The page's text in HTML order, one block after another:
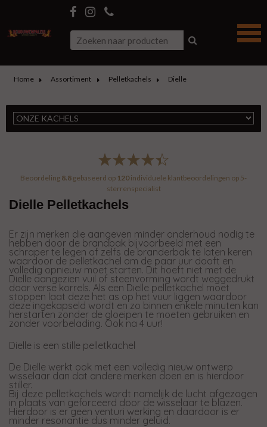
Home Assortiment Pelletkachels Dielle
Beoordeling 8.8 gebaseerd op 120individuele klantbeoordelingen op 5-
sterrenspecialist
Dielle Pelletkachels
Er zijn merken die aangeven minder onderhoud nodig te
hebben door de brandbak bijvoorbeeld met een
schraper te legen of zelfs de branderbak te laten keren
waardoor de pelletkachel om de paar uur dooft en
volledig opnieuw moet starten. Dit hoeft niet met de
Dielle aangezien vuil of steenvorming wordt weggedrukt
door verse korrels. Als een Dielle pelletkachel moet
stoppen laat deze het as op het vuur liggen waardoor
deze ingekapseld wordt en zo binnen enkele minuten kan
herstarten zonder de gloeipen te moeten gebruiken en
zonder voorbelading. Ook na 4 uur!
Dielle is een stille pelletkachel
De Dielle werkt ook met een volledig nieuw ontwerp
wisselaar dan dat andere merken doen en is hierdoor
stiller.
Bij deze pelletkachels wordt namelijk de lucht afgezogen
in plaats van geforceerd door de wisselaar te blazen.
Hierdoor is er geen venturi werking en daardoor is er
minder resonantie dus minder geluid.